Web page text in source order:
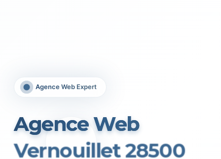
Agence Web Expert
Agence Web
Vernouillet 28500